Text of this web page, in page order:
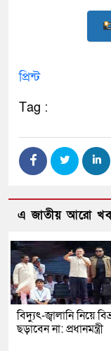
প্রিন্ট
Tag :
এ জাতীয় আরো
বিদ্যুৎ-জ্বালানি নিয়ে
ছড়াবেন না: প্রধানমন্ত্রী